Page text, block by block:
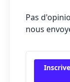
Pas
nous